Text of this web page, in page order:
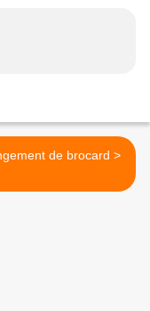
Changement de brocard >